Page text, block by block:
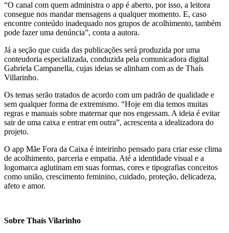
“O canal com quem administra o app é aberto, por isso, a leitora
consegue nos mandar mensagens a qualquer momento. E, caso
encontre conteúdo inadequado nos grupos de acolhimento, também
pode fazer uma denúncia”, conta a autora.
Já a seção que cuida das publicações será produzida por uma
conteudoria especializada, conduzida pela comunicadora digital
Gabriela Campanella, cujas ideias se alinham com as de Thaís
Villarinho.
Os temas serão tratados de acordo com um padrão de qualidade e
sem qualquer forma de extremismo. “Hoje em dia temos muitas
regras e manuais sobre maternar que nos engessam. A ideia é evitar
sair de uma caixa e entrar em outra”, acrescenta a idealizadora do
projeto.
O app Mãe Fora da Caixa é inteirinho pensado para criar esse clima
de acolhimento, parceria e empatia. Até a identidade visual e a
logomarca aglutinam em suas formas, cores e tipografias conceitos
como união, crescimento feminino, cuidado, proteção, delicadeza,
afeto e amor.
Sobre Thaís Vilarinho